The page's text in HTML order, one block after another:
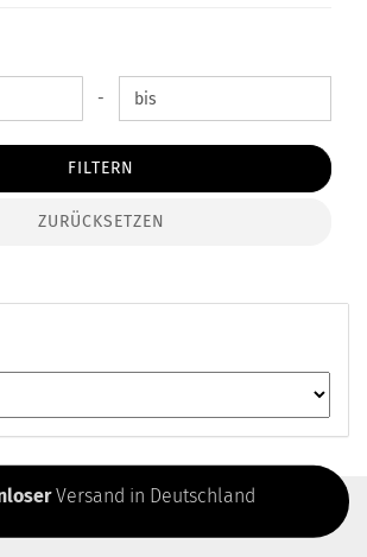
-
FILTERN
ZURÜCKSETZEN
Versand in Deutschland